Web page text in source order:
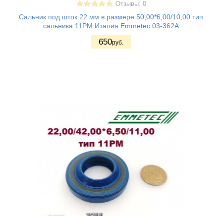
Отзывы: 0
Сальник под шток 22 мм в размере 50,00*6,00/10,00 тип
сальника 11PM Италия Emmetec 03-362A
650руб.